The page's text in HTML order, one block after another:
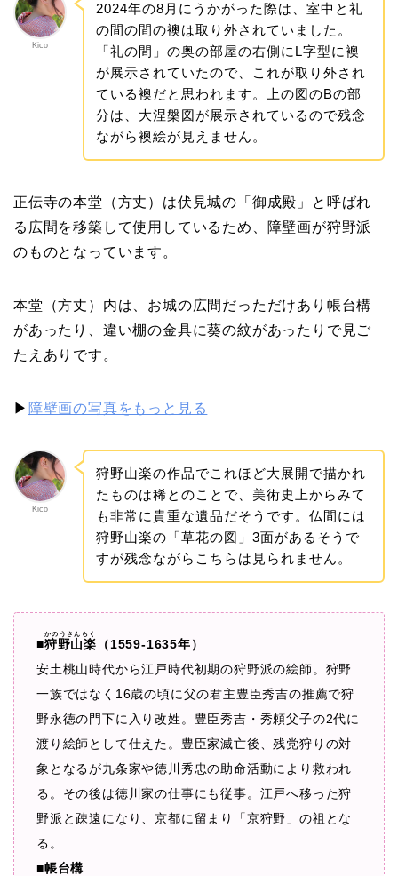
Kico
2024年の8月にうかがった際は、室中と礼
の間の間の襖は取り外されていました。
「礼の間」の奥の部屋の右側にL字型に襖
が展示されていたので、これが取り外され
ている襖だと思われます。上の図のBの部
分は、大涅槃図が展示されているので残念
ながら襖絵が見えません。
正伝寺の本堂（方丈）は伏見城の「御成殿」と呼ばれ
る広間を移築して使用しているため、障壁画が狩野派
のものとなっています。
本堂（方丈）内は、お城の広間だっただけあり帳台構
があったり、違い棚の金具に葵の紋があったりで見ご
たえありです。
▶ 障壁画の写真をもっと見る
Kico
狩野山楽の作品でこれほど大展開で描かれ
たものは稀とのことで、美術史上からみて
も非常に貴重な遺品だそうです。仏間には
狩野山楽の「草花の図」3面があるそうで
すが残念ながらこちらは見られません。
■狩野山楽
かのうさんらく
（1559-1635年）
安土桃山時代から江戸時代初期の狩野派の絵師。狩野
一族ではなく16歳の頃に父の君主豊臣秀吉の推薦で狩
野永徳の門下に入り改姓。豊臣秀吉・秀頼父子の2代に
渡り絵師として仕えた。豊臣家滅亡後、残党狩りの対
象となるが九条家や徳川秀忠の助命活動により救われ
る。その後は徳川家の仕事にも従事。江戸へ移った狩
野派と疎遠になり、京都に留まり「京狩野」の祖とな
る。
■帳台構